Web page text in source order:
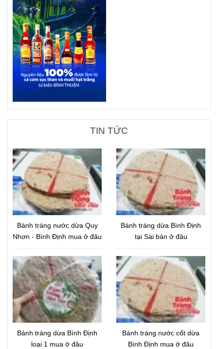
TIN TỨC
Bánh tráng nước dừa Quy
Nhơn - Bình Định mua ở đâu
Bánh tráng dừa Bình Định
tại Sài bán ở đâu
Bánh tráng dừa Bình Định
loại 1 mua ở đâu
Bánh tráng nước cốt dừa
Bình Định mua ở đâu